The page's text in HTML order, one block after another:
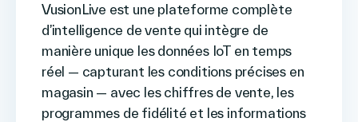
VusionLive est une plateforme complète
d’intelligence de vente qui intègre de
manière unique les données IoT en temps
réel — capturant les conditions précises en
magasin — avec les chiffres de vente, les
programmes de fidélité et les informations